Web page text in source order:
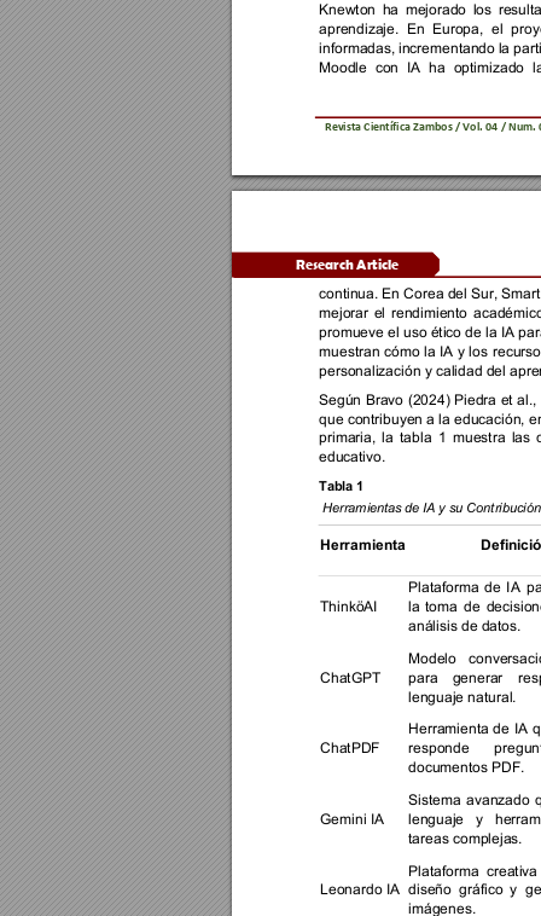
Revista Científica Zambos / Vol. 04 / Num.
Knewton
ha mejorado los
aprendizaje.
En Europa, el p
informadas, incrementando la
Moodle con IA ha optimizado
Research Article
continua. En Corea del Sur,
mejorar el rendimiento
promueve el uso ético de la IA
muestran cómo la IA y los
personalización y calidad del
Según Bravo (2024) Piedra et al.,
que contribuyen a la educación,
primaria, la tabla 1 muestra las
educativo.
Tabla 1
Herramientas de IA y su Cont
Herramienta
ThinköAI
Plataforma de IA
la toma de
análisis de datos.
ChatGPT
Modelo
para
generar
lenguaje natural.
ChatPDF
Herramienta de IA q
responde
documentos PDF.
Gemini IA
Sistema avanzado
lenguaje
y
tareas complejas.
Leonardo IA
Plataforma creativa
diseño gráfico y
imágenes.